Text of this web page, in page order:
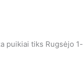
puikiai tiks Rugsėjo 1-